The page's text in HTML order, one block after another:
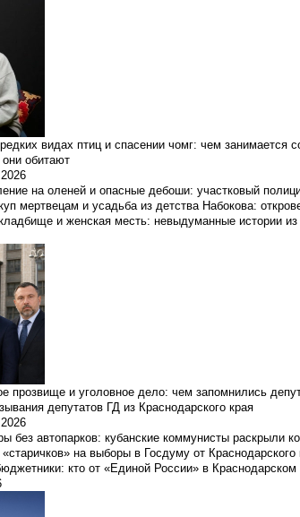
видах птиц и спасении чомг: чем занимается
они обитают
на оленей и опасные дебоши: участковый
мертвецам и усадьба из детства Набокова:
и женская месть: невыдуманные истории из
прозвище и уголовное дело: чем запомнились
депутатов ГД из Краснодарского края
без автопарков: кубанские коммунисты раскрыли
на выборы в Госдуму от Краснодарского
кто от «Единой России» в